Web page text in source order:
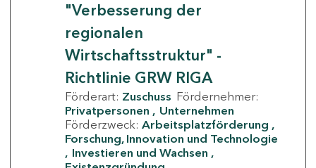
"Verbesserung der
regionalen
Wirtschaftsstruktur" -
Richtlinie GRW RIGA
Förderart: Zuschuss Fördernehmer:
Privatpersonen
Unternehmen
Förderzweck: Arbeitsplatzförderung
Forschung, Innovation und Technologie
Investieren und Wachsen